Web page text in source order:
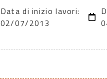
Data di inizio lavori:
02/07/2013